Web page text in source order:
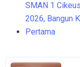
SMAN 1
2026, Bangun
Pertama